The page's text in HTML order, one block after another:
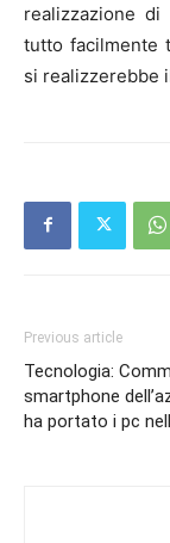
realizzazione
tutto facilmente
si realizzerebbe
Previous article
Tecnologia:
smartphone
ha portato i pc